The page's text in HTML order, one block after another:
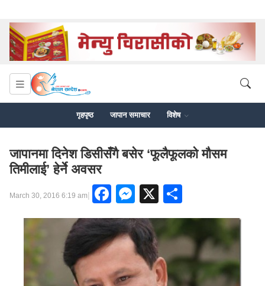
गृहपृष्ठ जापान समाचार विशेष
जापानमा दिनेश डिसीसँगै बसेर ‘फूलैफूलको मौसम
तिमीलाई’ हेर्ने अवसर
March 30, 2016 6:19 am| Facebook
Messenger
X